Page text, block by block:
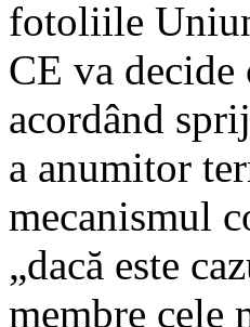
fotoliile
CE va decide
acordând
a anumitor
mecanismul
„dacă este
membre cele